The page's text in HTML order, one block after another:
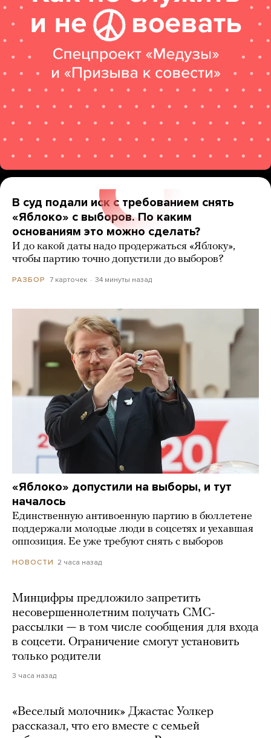
В суд подали иск с требованием снять
«Яблоко» с выборов. По каким
основаниям это можно сделать?
И до какой даты надо продержаться «Яблоку»,
чтобы партию точно допустили до выборов?
РАЗБОР 7 карточек 34 минуты назад
«Яблоко» допустили на выборы, и тут
началось
Единственную антивоенную партию в бюллетене
поддержали молодые люди в соцсетях и уехавшая
оппозиция. Ее уже требуют снять с выборов
НОВОСТИ 2 часа назад
Минцифры предложило запретить
несовершеннолетним получать СМС-
рассылки — в том числе сообщения для входа
в соцсети. Ограничение смогут установить
только родители
3 часа назад
«Веселый молочник» Джастас Уолкер
рассказал, что его вместе с семьей